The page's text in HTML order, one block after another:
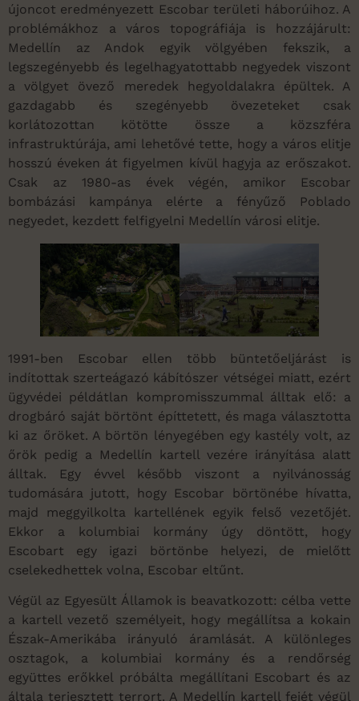
újoncot eredményezett Escobar területi háborúihoz. A
problémákhoz a város topográfiája is hozzájárult:
Medellín az Andok egyik völgyében fekszik, a
legszegényebb és legelhagyatottabb negyedek viszont
a völgyet övező meredek hegyoldalakra épültek. A
gazdagabb és szegényebb övezeteket csak
korlátozottan kötötte össze a közszféra
infrastruktúrája, ami lehetővé tette, hogy a város elitje
hosszú éveken át figyelmen kívül hagyja az erőszakot.
Csak az 1980-as évek végén, amikor Escobar
bombázási kampánya elérte a fényűző Poblado
negyedet, kezdett felfigyelni Medellín városi elitje.
1991-ben Escobar ellen több büntetőeljárást is
indítottak szerteágazó kábítószer vétségei miatt, ezért
ügyvédei példátlan kompromisszummal álltak elő: a
drogbáró saját börtönt építtetett, és maga választotta
ki az őröket. A börtön lényegében egy kastély volt, az
őrök pedig a Medellín kartell vezére irányítása alatt
álltak. Egy évvel később viszont a nyilvánosság
tudomására jutott, hogy Escobar börtönébe hívatta,
majd meggyilkolta kartellének egyik felső vezetőjét.
Ekkor a kolumbiai kormány úgy döntött, hogy
Escobart egy igazi börtönbe helyezi, de mielőtt
cselekedhettek volna, Escobar eltűnt.
Végül az Egyesült Államok is beavatkozott: célba vette
a kartell vezető személyeit, hogy megállítsa a kokain
Észak-Amerikába irányuló áramlását. A különleges
osztagok, a kolumbiai kormány és a rendőrség
együttes erőkkel próbálta megállítani Escobart és az
általa terjesztett terrort. A Medellín kartell fejét végül